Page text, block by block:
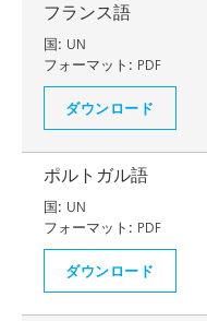
フランス語
国: UN
フォーマット: PDF
ダウンロード
ポルトガル語
国: UN
フォーマット: PDF
ダウンロード